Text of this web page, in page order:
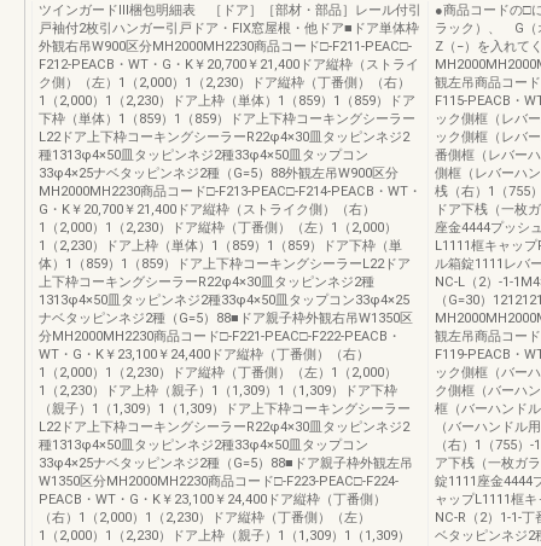
ツインガードⅢ梱包明細表 ［ドア］［部材・部品］レール付引
戸袖付2枚引ハンガー引戸ドア・FIX窓屋根・他ドア■ドア単体枠
外観右吊W900区分MH2000MH2230商品コード□-F211-PEAC□-
F212-PEACB・WT・G・K￥20,700￥21,400ドア縦枠（ストライ
ク側）（左）1（2,000）1（2,230）ドア縦枠（丁番側）（右）
1（2,000）1（2,230）ドア上枠（単体）1（859）1（859）ドア
下枠（単体）1（859）1（859）ドア上下枠コーキングシーラー
L22ドア上下枠コーキングシーラーR22φ4×30皿タッピンネジ2
種1313φ4×50皿タッピンネジ2種33φ4×50皿タップコン
33φ4×25ナベタッピンネジ2種（G=5）88外観左吊W900区分
MH2000MH2230商品コード□-F213-PEAC□-F214-PEACB・WT・
G・K￥20,700￥21,400ドア縦枠（ストライク側）（右）
1（2,000）1（2,230）ドア縦枠（丁番側）（左）1（2,000）
1（2,230）ドア上枠（単体）1（859）1（859）ドア下枠（単
体）1（859）1（859）ドア上下枠コーキングシーラーL22ドア
上下枠コーキングシーラーR22φ4×30皿タッピンネジ2種
1313φ4×50皿タッピンネジ2種33φ4×50皿タップコン33φ4×25
ナベタッピンネジ2種（G=5）88■ドア親子枠外観右吊W1350区
分MH2000MH2230商品コード□-F221-PEAC□-F222-PEACB・
WT・G・K￥23,100￥24,400ドア縦枠（丁番側）（右）
1（2,000）1（2,230）ドア縦枠（丁番側）（左）1（2,000）
1（2,230）ドア上枠（親子）1（1,309）1（1,309）ドア下枠
（親子）1（1,309）1（1,309）ドア上下枠コーキングシーラー
L22ドア上下枠コーキングシーラーR22φ4×30皿タッピンネジ2
種1313φ4×50皿タッピンネジ2種33φ4×50皿タップコン
33φ4×25ナベタッピンネジ2種（G=5）88■ドア親子枠外観左吊
W1350区分MH2000MH2230商品コード□-F223-PEAC□-F224-
PEACB・WT・G・K￥23,100￥24,400ドア縦枠（丁番側）
（右）1（2,000）1（2,230）ドア縦枠（丁番側）（左）
1（2,000）1（2,230）ドア上枠（親子）1（1,309）1（1,309）
●商品コードの□
ラック）、 G（
Z（−）を入れて
観左吊商品コー
F115-PEACB・
ック側框（レバ
ック側框（レバ
番側框（レバー
側框（レバーハ
桟（右）1（755
ドア下桟（一枚
座金4444プッシ
L1111框キャッ
ル箱錠1111レバ
NC-L（2）-1-
（G=30）
観左吊商品コー
F119-PEACB・
ック側框（バー
ク側框（バーハ
框（バーハンド
（バーハンドル
（右）1（755）
ア下桟（一枚ガ
錠1111座金4444
ャップL1111框
NC-R（2）1-1-
ベタッピンネジ2